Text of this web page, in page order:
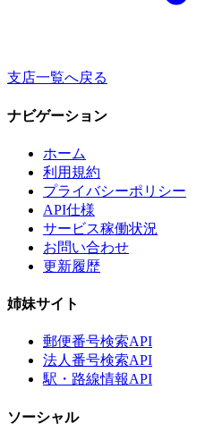
支店一覧へ戻る
ナビゲーション
ホーム
利用規約
プライバシーポリシー
API仕様
サービス稼働状況
お問い合わせ
更新履歴
姉妹サイト
郵便番号検索API
法人番号検索API
駅・路線情報API
ソーシャル